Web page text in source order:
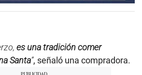
es una tradición comer
Santa”, señaló una compradora.